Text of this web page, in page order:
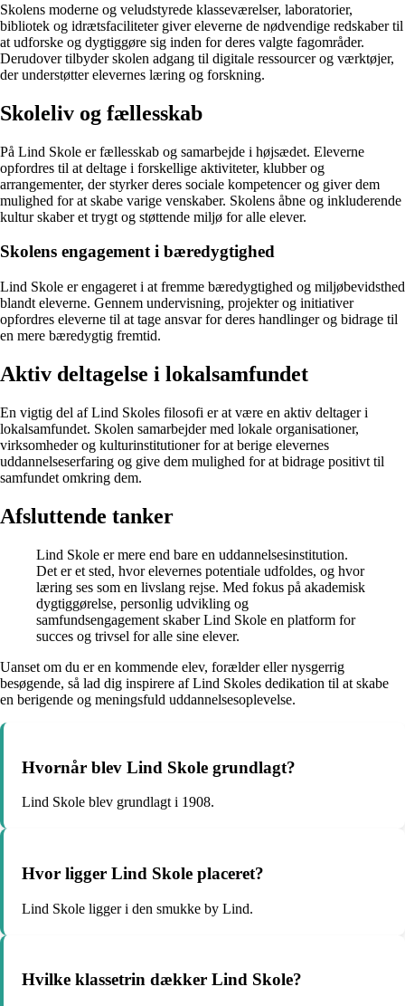
Skolens moderne og veludstyrede klasseværelser, laboratorier,
bibliotek og idrætsfaciliteter giver eleverne de nødvendige redskaber til
at udforske og dygtiggøre sig inden for deres valgte fagområder.
Derudover tilbyder skolen adgang til digitale ressourcer og værktøjer,
der understøtter elevernes læring og forskning.
Skoleliv og fællesskab
På Lind Skole er fællesskab og samarbejde i højsædet. Eleverne
opfordres til at deltage i forskellige aktiviteter, klubber og
arrangementer, der styrker deres sociale kompetencer og giver dem
mulighed for at skabe varige venskaber. Skolens åbne og inkluderende
kultur skaber et trygt og støttende miljø for alle elever.
Skolens engagement i bæredygtighed
Lind Skole er engageret i at fremme bæredygtighed og miljøbevidsthed
blandt eleverne. Gennem undervisning, projekter og initiativer
opfordres eleverne til at tage ansvar for deres handlinger og bidrage til
en mere bæredygtig fremtid.
Aktiv deltagelse i lokalsamfundet
En vigtig del af Lind Skoles filosofi er at være en aktiv deltager i
lokalsamfundet. Skolen samarbejder med lokale organisationer,
virksomheder og kulturinstitutioner for at berige elevernes
uddannelseserfaring og give dem mulighed for at bidrage positivt til
samfundet omkring dem.
Afsluttende tanker
Lind Skole er mere end bare en uddannelsesinstitution.
Det er et sted, hvor elevernes potentiale udfoldes, og hvor
læring ses som en livslang rejse. Med fokus på akademisk
dygtiggørelse, personlig udvikling og
samfundsengagement skaber Lind Skole en platform for
succes og trivsel for alle sine elever.
Uanset om du er en kommende elev, forælder eller nysgerrig
besøgende, så lad dig inspirere af Lind Skoles dedikation til at skabe
en berigende og meningsfuld uddannelsesoplevelse.
Hvornår blev Lind Skole grundlagt?
Lind Skole blev grundlagt i 1908.
Hvor ligger Lind Skole placeret?
Lind Skole ligger i den smukke by Lind.
Hvilke klassetrin dækker Lind Skole?